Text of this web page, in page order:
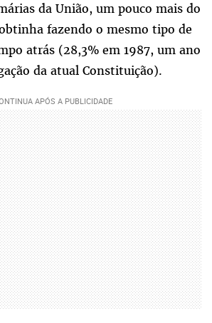
da União, um pouco mais do
fazendo o mesmo tipo de
atrás (28,3% em 1987, um ano
da atual Constituição).